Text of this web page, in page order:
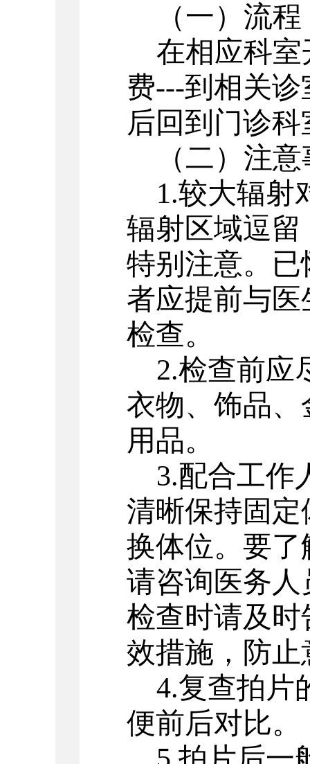
（一）流程
在相应科
费---到 相关诊
后回到门诊
（二）注
1.较大辐射
辐射区域逗
特别注意。
者应提前与
检查。
2.检查前应
衣物、饰品
用品。
3.配合工作
清晰保持固
换体位。要
请咨询医务
检查时请及
效措施，防
4.复查拍片
便前后对比。